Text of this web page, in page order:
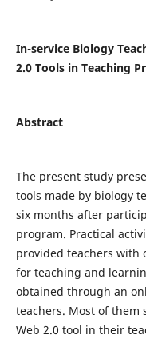
In-service Biology
2.0 Tools in Teaching
Abstract
The present study
tools made by biology
six months after
program. Practical
provided teachers with
for teaching and
obtained through an
teachers. Most of them
Web 2.0 tool in their